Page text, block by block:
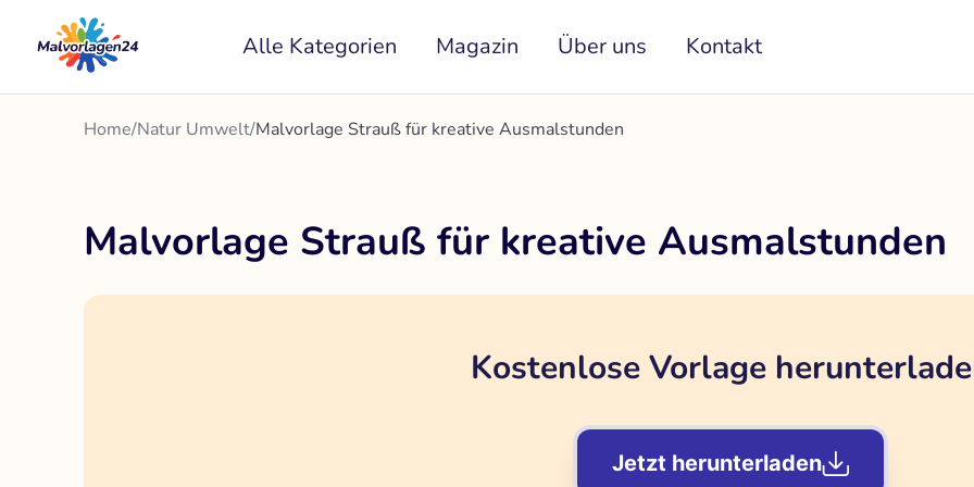
Inhalt
springen
Alle Kategorien Magazin Über uns Kontakt
Home/Natur Umwelt/Malvorlage Strauß für kreative Ausmalstunden
Malvorlage Strauß für kreative Ausmalstunden
Kostenlose Vorlage
Jetzt herunterladen